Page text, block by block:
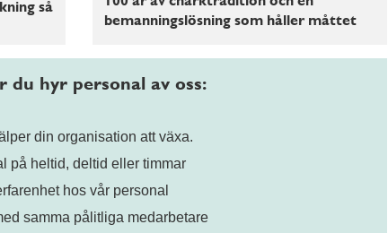
så
bemanningslösning som håller måttet
du hyr personal av oss:
din organisation att växa.
på heltid, deltid eller timmar
hos vår personal
samma pålitliga medarbetare